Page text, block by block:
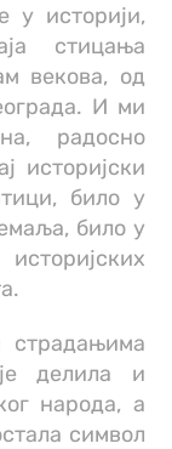
у историји,
стицања
векова, од
И ми
радосно
историјски
било у
било у
делила и
народа, а
символ